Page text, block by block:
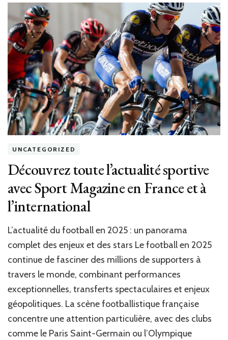
pour
son
grâce
à
La
UNCATEGORIZED
Découvrez toute l’actualité sportive
avec Sport Magazine en France et à
l’international
L’actualité du football en 2025 : un panorama
complet des enjeux et des stars Le football en 2025
continue de fasciner des millions de supporters à
travers le monde, combinant performances
exceptionnelles, transferts spectaculaires et enjeux
géopolitiques. La scène footballistique française
concentre une attention particulière, avec des clubs
comme le Paris Saint-Germain ou l’Olympique